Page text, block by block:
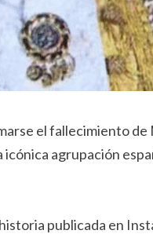
el fallecimiento
icónica agrupación
publicada en